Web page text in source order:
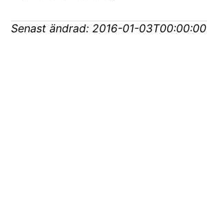
Senast ändrad: 2016-01-03T00:00:00